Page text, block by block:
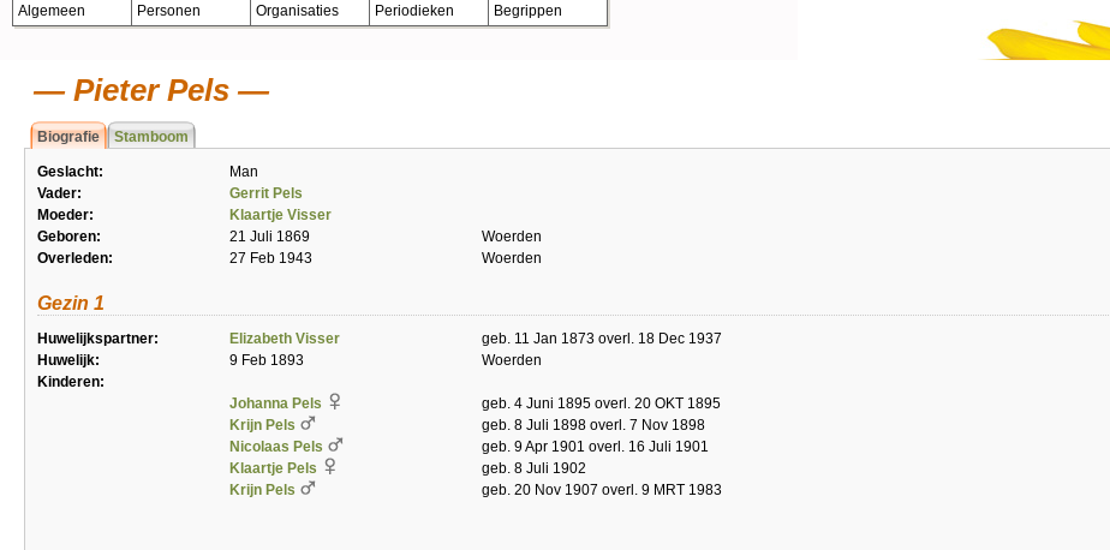
Algemeen Personen Organisaties Periodieken Begrippen
Pieter Pels
Biografie Stamboom
Geslacht:
Man
Vader:
Gerrit Pels
Moeder:
Klaartje Visser
Geboren:
21 Juli 1869
Woerden
Overleden:
27 Feb 1943 Woerden
Gezin 1
Huwelijkspartner: Elizabeth Visser
geb. 11 Jan 1873 overl. 18 Dec 1937
Huwelijk:
9 Feb 1893
Woerden
Kinderen:
Johanna Pels
geb. 4 Juni 1895 overl. 20 OKT 1895
Krijn Pels
geb. 8 Juli 1898 overl. 7 Nov 1898
Nicolaas Pels
geb. 9 Apr 1901 overl. 16 Juli 1901
Klaartje Pels
geb. 8 Juli 1902
Krijn Pels
geb. 20 Nov 1907 overl. 9 MRT 1983